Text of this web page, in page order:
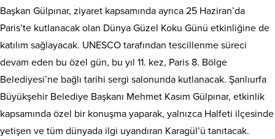
Başkan Gülpınar, ziyaret kapsamında ayrıca 25 Haziran’da
Paris’te kutlanacak olan Dünya Güzel Koku Günü etkinliğine de
katılım sağlayacak. UNESCO tarafından tescillenme süreci
devam eden bu özel gün, bu yıl 11. kez, Paris 8. Bölge
Belediyesi’ne bağlı tarihi sergi salonunda kutlanacak. Şanlıurfa
Büyükşehir Belediye Başkanı Mehmet Kasım Gülpınar, etkinlik
kapsamında özel bir konuşma yaparak, yalnızca Halfeti ilçesinde
yetişen ve tüm dünyada ilgi uyandıran Karagül’ü tanıtacak.